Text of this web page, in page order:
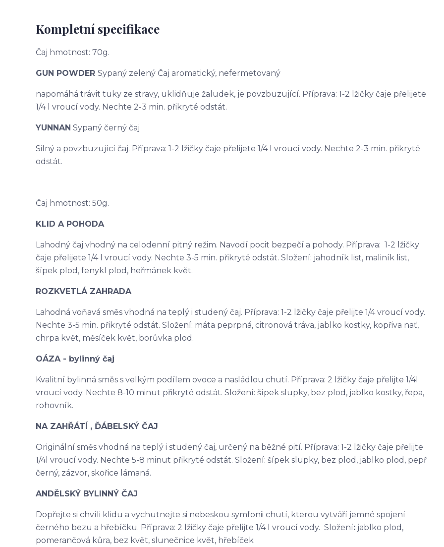
Kompletní specifikace
Čaj hmotnost: 70g.
GUN POWDER Sypaný zelený Čaj aromatický, nefermetovaný
napomáhá trávit tuky ze stravy, uklidňuje žaludek, je povzbuzující. Příprava: 1-2 lžičky čaje přelijete
1/4 l vroucí vody. Nechte 2-3 min. přikryté odstát.
YUNNAN Sypaný černý čaj
Silný a povzbuzující čaj. Příprava: 1-2 lžičky čaje přelijete 1/4 l vroucí vody. Nechte 2-3 min. přikryté
odstát.
Čaj hmotnost: 50g.
KLID A POHODA
Lahodný čaj vhodný na celodenní pitný režim. Navodí pocit bezpečí a pohody. Příprava: 1-2 lžičky
čaje přelijete 1/4 l vroucí vody. Nechte 3-5 min. přikryté odstát. Složení: jahodník list, maliník list,
šípek plod, fenykl plod, heřmánek květ.
ROZKVETLÁ ZAHRADA
Lahodná voňavá směs vhodná na teplý i studený čaj. Příprava: 1-2 lžičky čaje přelijte 1/4 vroucí vody.
Nechte 3-5 min. přikryté odstát. Složení: máta peprpná, citronová tráva, jablko kostky, kopřiva nať,
chrpa květ, měsíček květ, borůvka plod.
OÁZA - bylinný čaj
Kvalitní bylinná směs s velkým podílem ovoce a nasládlou chutí. Příprava: 2 lžičky čaje přelijte 1/4l
vroucí vody. Nechte 8-10 minut přikryté odstát. Složení: šípek slupky, bez plod, jablko kostky, řepa,
rohovník.
NA ZAHŘÁTÍ , ĎÁBELSKÝ ČAJ
Originální směs vhodná na teplý i studený čaj, určený na běžné pití. Příprava: 1-2 lžičky čaje přelijte
1/4l vroucí vody. Nechte 5-8 minut přikryté odstát. Složení: šípek slupky, bez plod, jablko plod, pepř
černý, zázvor, skořice lámaná.
ANDĚLSKÝ BYLINNÝ ČAJ
Dopřejte si chvíli klidu a vychutnejte si nebeskou symfonii chutí, kterou vytváří jemné spojení
černého bezu a hřebíčku. Příprava: 2 lžičky čaje přelijte 1/4 l vroucí vody. Složení: jablko plod,
pomerančová kůra, bez květ, slunečnice květ, hřebíček